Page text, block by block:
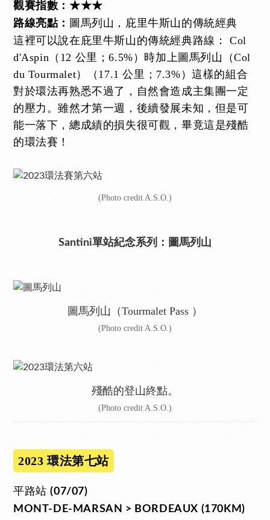
觀賽指數：★★★
路線亮點：
圖馬列山，庇里牛斯山的傳統經典
這裡可以說在庇里牛斯山的傳統經典路線： Col
d'Aspin（12 公里；6.5%）時加上圖馬列山（Col
du Tourmalet）（17.1 公里；7.3%）這樣的組合
對於環法再熟悉不過了，自然會造成主集團一定
的壓力。雖然才第一週，後續發展未知，但是可
能一落下，總成績的損失很可觀，畢竟這是殘酷
的環法賽！
(Photo credit A.S.O.)
Santini單站紀念系列：圖馬列山
圖馬列山（Tourmalet Pass ）
(Photo credit A.S.O.)
殘酷的登山終點。
(Photo credit A.S.O.)
2023 環法第七站
平路站(07/07)
MONT-DE-MARSAN > BORDEAUX (170KM)